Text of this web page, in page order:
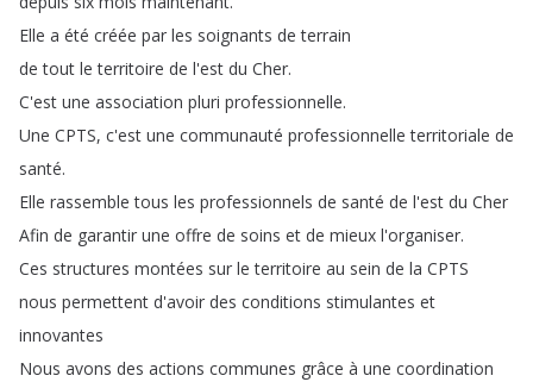
Elle a été créée par les soignants de terrain
de tout le territoire de l'est du Cher.
C'est une association pluri professionnelle.
Une CPTS, c'est une communauté professionnelle territoriale de
santé.
Elle rassemble tous les professionnels de santé de l'est du Cher
Afin de garantir une offre de soins et de mieux l'organiser.
Ces structures montées sur le territoire au sein de la CPTS
nous permettent d'avoir des conditions stimulantes et
innovantes
Nous avons des actions communes grâce à une coordination